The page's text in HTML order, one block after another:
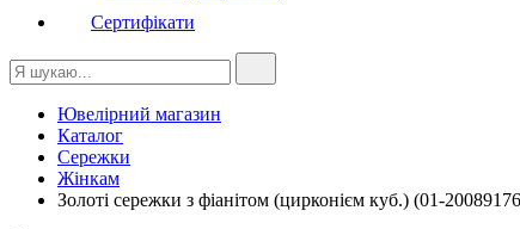
Сертифікати
Ювелірний магазин
Каталог
Сережки
Жінкам
Золоті сережки з фіанітом (цирконієм куб.) (01-